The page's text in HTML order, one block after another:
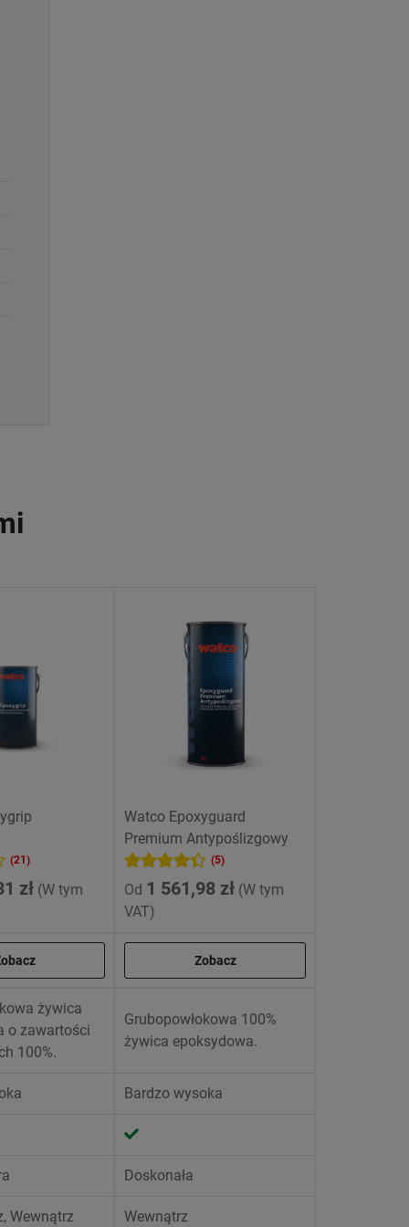
Watco Epoxyguard
Premium Antypoślizgowy
(21) (5)
zł (W tym Od 1 561,98 zł (W tym
VAT)
Zobacz
żywica
o zawartości
100%.
Grubopowłokowa 100%
żywica epoksydowa.
Bardzo wysoka
Doskonała
Wewnątrz Wewnątrz